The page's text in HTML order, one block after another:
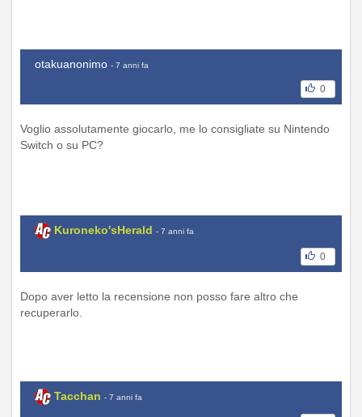
otakuanonimo - 7 anni fa
0
Voglio assolutamente giocarlo, me lo consigliate su Nintendo
Switch o su PC?
Kuroneko'sHerald - 7 anni fa
0
Dopo aver letto la recensione non posso fare altro che
recuperarlo.
Tacchan - 7 anni fa